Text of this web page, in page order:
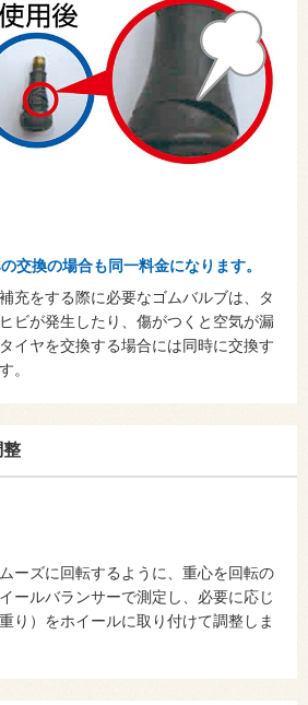
交換の場合も同一料金になります。
充をする際に必要なゴムバルブは、タ
ビが発生したり、傷がつくと空気が漏
イヤを交換する場合には同時に交換す
。
整
ーズに回転するように、重心を回転の
ールバランサーで測定し、必要に応じ
り）をホイールに取り付けて調整しま